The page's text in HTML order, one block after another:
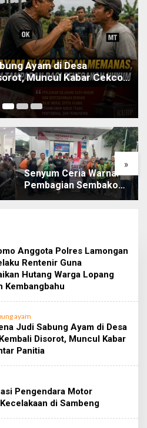
Ayam di Desa
Muncul Kabar Cekcok
»
Senyum Ceria Warnai
Pembagian Sembako
dan BBM Gratis bagi
Anggota Polres Lamongan
Rentenir Guna
Hutang Warga Lopang
Kembangbahu
ayam
Judi Sabung Ayam di Desa
Disorot, Muncul Kabar
Panitia
Pengendara Motor
di Sambeng